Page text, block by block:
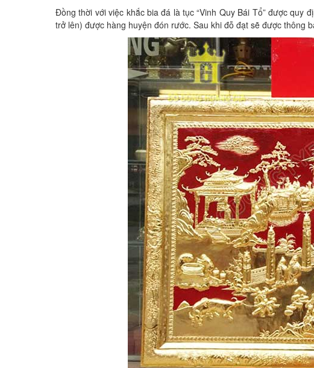
Đồng thời với việc khắc bia đá là tục “Vinh Quy Bái Tổ” được
trở lên) được hàng huyện đón rước. Sau khi đỗ đạt sẽ được thông